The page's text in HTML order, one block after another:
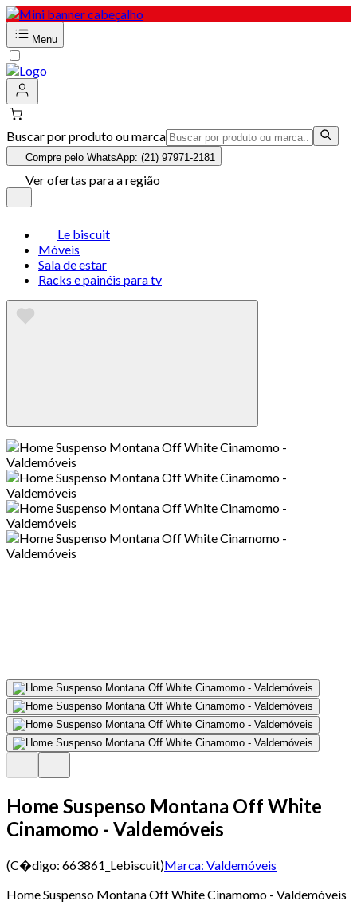
Menu
Buscar por produto ou marca
Compre pelo WhatsApp: (21) 97971-2181
Ver ofertas para a região
Le biscuit
Móveis
Sala de estar
Racks e painéis para tv
Home Suspenso Montana Off White
Cinamomo - Valdemóveis
(C�digo: 663861_Lebiscuit)Marca: Valdemóveis
Home Suspenso Montana Off White Cinamomo - Valdemóveis